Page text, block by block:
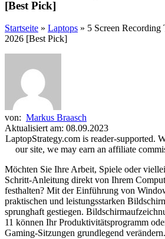
[Best Pick]
Startseite » Laptops » 5 Screen
2026 [Best Pick]
von: Markus Braasch
Aktualisiert am: 08.09.2023
LaptopStrategy.com is reader-supported.
our site, we may earn an affiliate
Möchten Sie Ihre Arbeit, Spiele oder
Schritt-Anleitung direkt von Ihrem
festhalten? Mit der Einführung von
praktischen und leistungsstarken
sprunghaft gestiegen.
11 können Ihr Produktivitätsprogramm
Gaming-Sitzungen grundlegend verändern.